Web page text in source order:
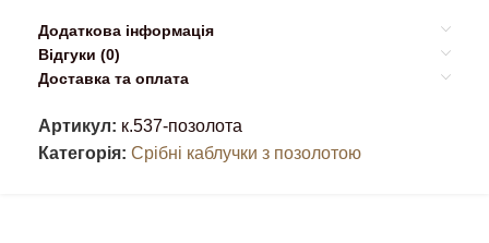
Додаткова інформація
Відгуки (0)
Доставка та оплата
Артикул: к.537-позолота
Категорія: Срібні каблучки з позолотою